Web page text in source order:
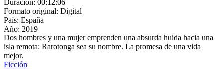
Duración: 00:12:06
Formato original: Digital
País: España
Año: 2019
Dos hombres y una mujer emprenden una absurda huida hacia una
isla remota: Rarotonga sea su nombre. La promesa de una vida
mejor.
Ficción